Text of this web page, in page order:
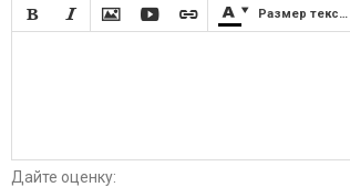
       Размер текста
Дайте оценку: